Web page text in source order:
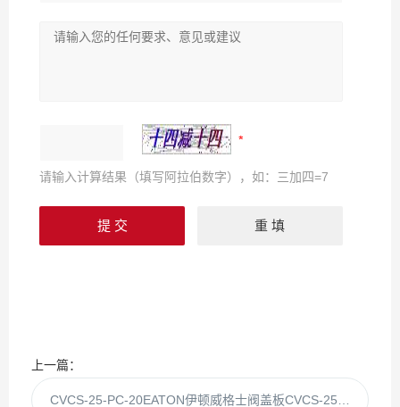
请输入计算结果（填写阿拉伯数字），如：三加四=7
上一篇：